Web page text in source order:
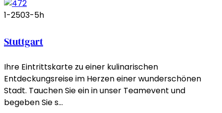
1-2503-5h
Stuttgart
Ihre Eintrittskarte zu einer kulinarischen
Entdeckungsreise im Herzen einer wunderschönen
Stadt. Tauchen Sie ein in unser Teamevent und
begeben Sie s…